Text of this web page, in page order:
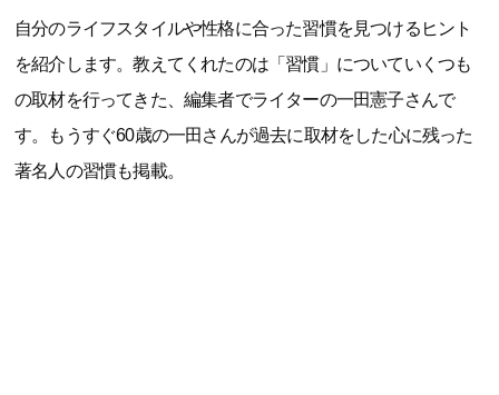
自分のライフスタイルや性格に合った習慣を見つけるヒント
を紹介します。教えてくれたのは「習慣」についていくつも
の取材を行ってきた、編集者でライターの一田憲子さんで
す。もうすぐ60歳の一田さんが過去に取材をした心に残った
著名人の習慣も掲載。